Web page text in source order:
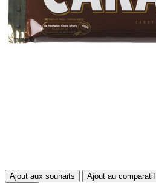
Ajout aux souhaits
Ajout au comparatif